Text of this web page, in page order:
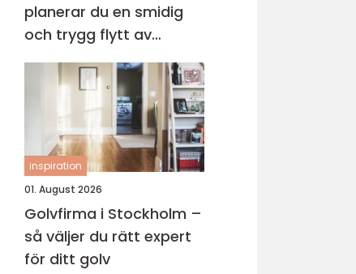
planerar du en smidig
och trygg flytt av
verksamheten
inspiration
01. August 2026
Golvfirma i Stockholm –
så väljer du rätt expert
för ditt golv